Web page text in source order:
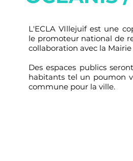
L'ECLA VIllejuif est une
le promoteur national de
collaboration avec la
Des espaces publics
habitants tel un poumon
commune pour la ville.